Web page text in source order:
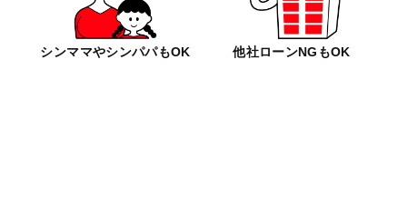
シンママやシンパパもOK 他社ローンNGもOK